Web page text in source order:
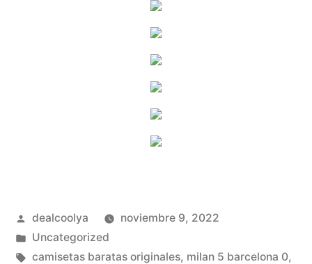
Publicado
por
dealcoolya
noviembre 9, 2022
Publicado
en
Uncategorized
Etiquetas:
camisetas baratas originales, milan 5 barcelona 0,